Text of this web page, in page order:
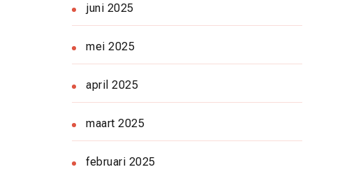
juni 2025
mei 2025
april 2025
maart 2025
februari 2025